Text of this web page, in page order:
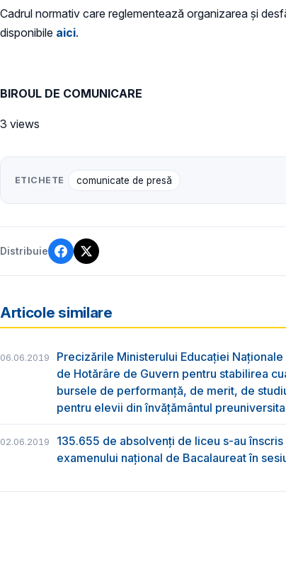
Cadrul normativ care reglementează organizarea şi
disponibile aici.
BIROUL DE COMUNICARE
3 views
ETICHETE comunicate de presă
Distribuie
Articole similare
06.06.2019
Precizările Ministerului Educației
de Hotărâre de Guvern pentru stabilirea
bursele de performanță, de merit, de
pentru elevii din învățământul
02.06.2019
135.655 de absolvenţi de liceu s-au
examenului naţional de Bacalaureat în